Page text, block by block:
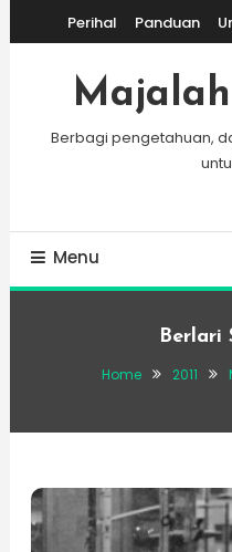
To
Content
Perihal Panduan
Berbagi pengetahuan,
Menu
Berlari
Home 2011